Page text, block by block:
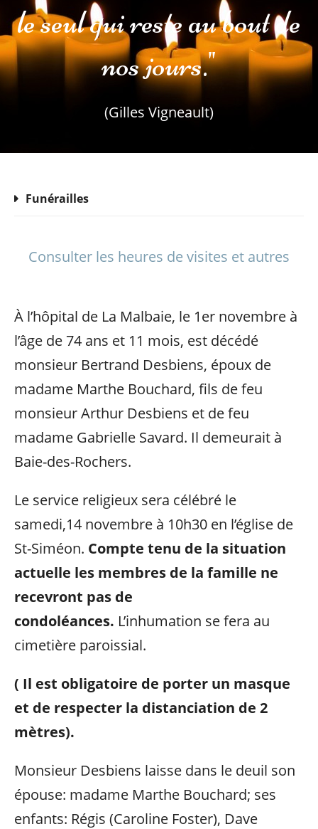
le seul qui reste au bout de
nos jours."
(Gilles Vigneault)
Funérailles
Consulter les heures de visites et autres
À l’hôpital de La Malbaie, le 1er novembre à
l’âge de 74 ans et 11 mois, est décédé
monsieur Bertrand Desbiens, époux de
madame Marthe Bouchard, fils de feu
monsieur Arthur Desbiens et de feu
madame Gabrielle Savard. Il demeurait à
Baie-des-Rochers.
Le service religieux sera célébré le
samedi,14 novembre à 10h30 en l’église de
St-Siméon. Compte tenu de la situation
actuelle les membres de la famille ne
recevront pas de
condoléances. L’inhumation se fera au
cimetière paroissial.
( Il est obligatoire de porter un masque
et de respecter la distanciation de 2
mètres).
Monsieur Desbiens laisse dans le deuil son
épouse: madame Marthe Bouchard; ses
enfants: Régis (Caroline Foster), Dave